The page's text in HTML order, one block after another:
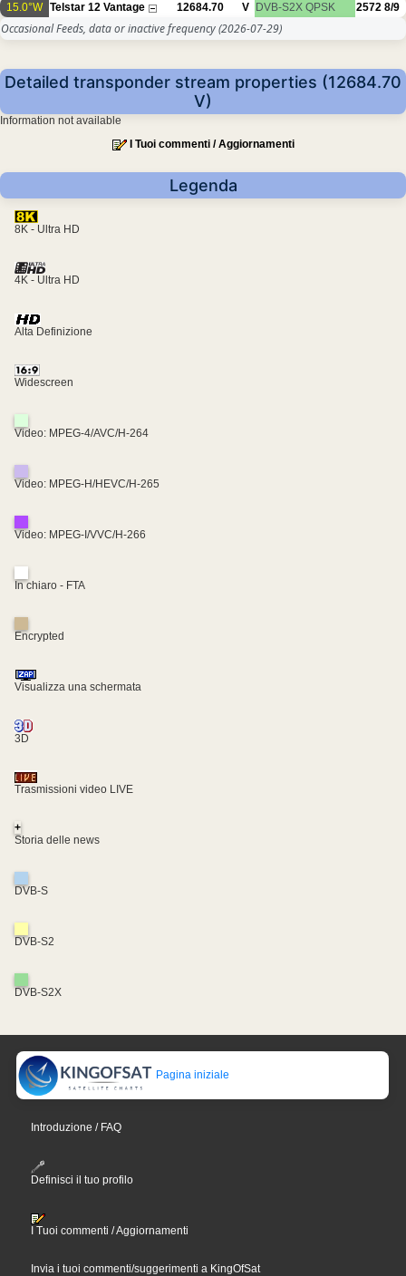
15.0°W Telstar 12 Vantage 12684.70 V DVB-S2X QPSK 2572 8/9
Occasional Feeds, data or inactive frequency(2026-07-29)
Detailed transponder stream properties (12684.70
V)
Information not available
I Tuoi commenti / Aggiornamenti
Legenda
8K - Ultra HD
4K - Ultra HD
Alta Definizione
Widescreen
Video: MPEG-4/AVC/H-264
Video: MPEG-H/HEVC/H-265
Video: MPEG-I/VVC/H-266
In chiaro - FTA
Encrypted
Visualizza una schermata
3D
Trasmissioni video LIVE
+
Storia delle news
DVB-S
DVB-S2
DVB-S2X
Pagina iniziale
Introduzione / FAQ
Definisci il tuo profilo
I Tuoi commenti / Aggiornamenti
Invia i tuoi commenti/suggerimenti a KingOfSat